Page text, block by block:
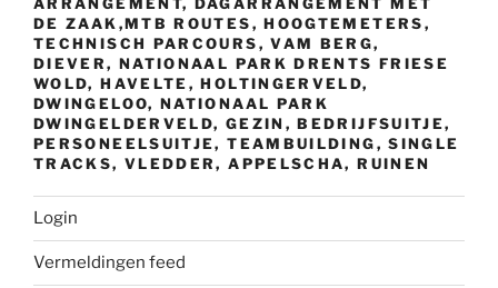
ARRANGEMENT, DAGARRANGEMENT MET
DE ZAAK,MTB ROUTES, HOOGTEMETERS,
TECHNISCH PARCOURS, VAM BERG,
DIEVER, NATIONAAL PARK DRENTS FRIESE
WOLD, HAVELTE, HOLTINGERVELD,
DWINGELOO, NATIONAAL PARK
DWINGELDERVELD, GEZIN, BEDRIJFSUITJE,
PERSONEELSUITJE, TEAMBUILDING, SINGLE
TRACKS, VLEDDER, APPELSCHA, RUINEN
Login
Vermeldingen feed